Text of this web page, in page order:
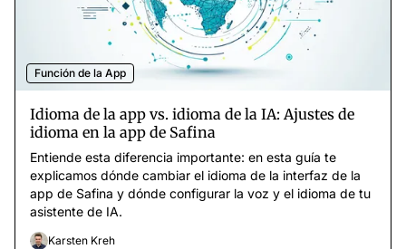
Función de la App
Idioma de la app vs. idioma de la IA: Ajustes de
idioma en la app de Safina
Entiende esta diferencia importante: en esta guía te
explicamos dónde cambiar el idioma de la interfaz de la
app de Safina y dónde configurar la voz y el idioma de tu
asistente de IA.
Karsten Kreh